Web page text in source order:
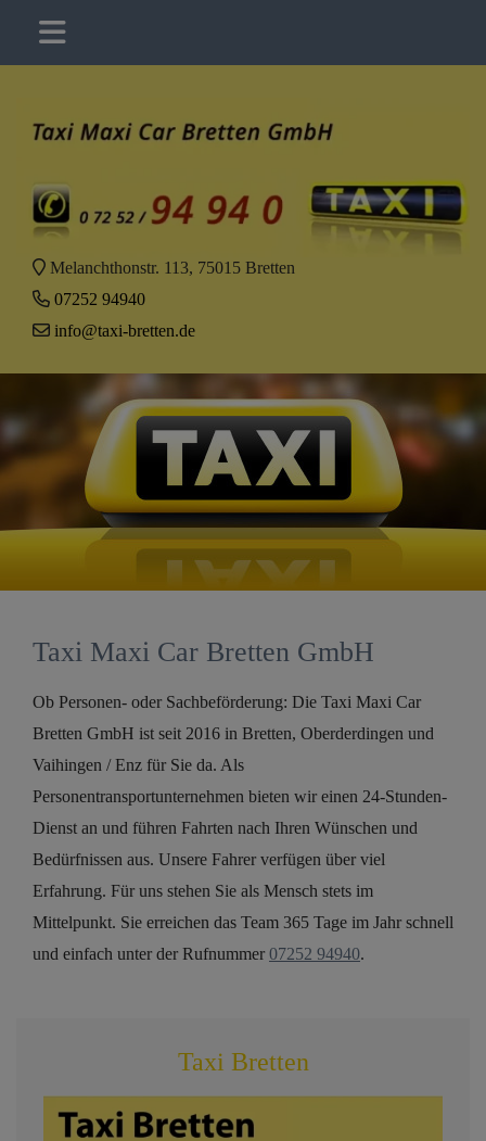
Melanchthonstr. 113, 75015 Bretten
07252 94940
info@taxi-bretten.de
Taxi Maxi Car Bretten GmbH
Ob Personen- oder Sachbeförderung: Die Taxi Maxi Car
Bretten GmbH ist seit 2016 in Bretten, Oberderdingen und
Vaihingen / Enz für Sie da. Als
Personentransportunternehmen bieten wir einen 24-Stunden-
Dienst an und führen Fahrten nach Ihren Wünschen und
Bedürfnissen aus. Unsere Fahrer verfügen über viel
Erfahrung. Für uns stehen Sie als Mensch stets im
Mittelpunkt. Sie erreichen das Team 365 Tage im Jahr schnell
und einfach unter der Rufnummer 07252 94940.
Taxi Bretten